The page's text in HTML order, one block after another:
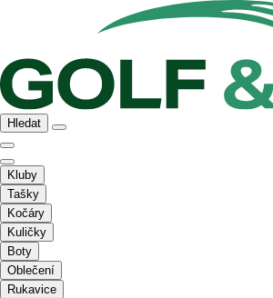
Hledat
Kluby
Tašky
Kočáry
Kuličky
Boty
Oblečení
Rukavice